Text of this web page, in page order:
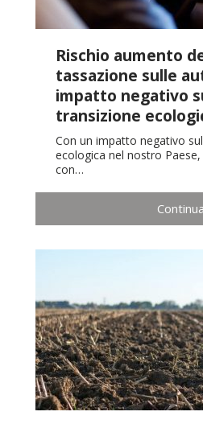
Rischio aumento
tassazione sulle
impatto negativo
transizione
Con un impatto negativo
ecologica nel nostro
con…
Continua